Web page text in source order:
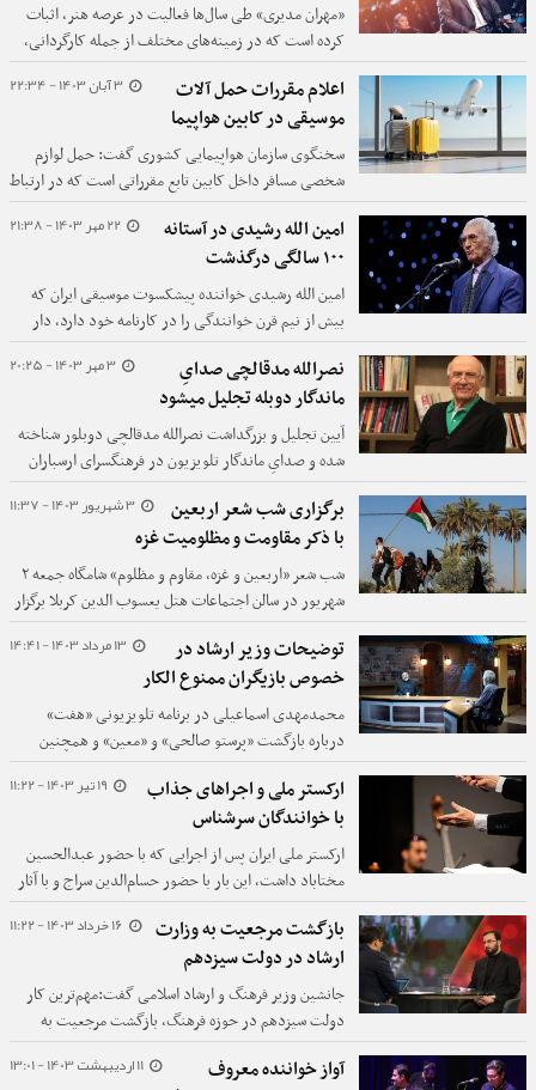
«مهران مدیری» طی سال‌ها فعالیت در عرصه هنر، اثبات
کرده است که در زمینه‌های مختلف از جمله کارگردانی،
بازیگری، مجری‌گری استعداد دارد. این هنرمند حتی در
بین رشته‌های ورزشی، بازیکن بیلیارد خوبی است، اما در
هر رشته‌ای که خوب باشد، به نظر می‌رسد در خوانندگی
چندان خوب نیست!
3 آبان 1403 - 22:34
اعلام مقررات حمل آلات
موسیقی در کابین هواپیما
سخنگوی سازمان هواپیمایی کشوری گفت: حمل لوازم
شخصی مسافر داخل کابین تابع مقرراتی است که در ارتباط
با ایمنی مسافر است و این مقررات شامل آلات موسیقی نیز
می‌شود.
22 مهر 1403 - 21:38
امین الله رشیدی در آستانه
۱۰۰ سالگی درگذشت
امین الله رشیدی خواننده پیشکسوت موسیقی ایران که
بیش از نیم قرن خوانندگی را در کارنامه خود دارد، دار
فانی را وداع گفت.
3 مهر 1403 - 20:25
نصرالله مدقالچی صدایِ
ماندگار دوبله تجلیل میشود
آیین تجلیل و بزرگداشت نصرالله مدقالچی دوبلور شناخته
شده و صدایِ ماندگار تلویزیون در فرهنگسرای ارسباران
برگزار می‌شود.
3 شهریور 1403 - 11:37
برگزاری شب شعر اربعین
با ذکر مقاومت و مظلومیت غزه
شب شعر «اربعین و غزه، مقاوم و مظلوم» شامگاه جمعه ۲
شهریور در سالن اجتماعات هتل یعسوب الدین کربلا برگزار
شد.
13 مرداد 1403 - 14:41
توضیحات وزیر ارشاد در
خصوص بازیگران ممنوع الکار
محمدمهدی اسماعیلی در برنامه تلویزیونی «هفت»
درباره بازگشت «پرستو صالحی» و «معین» و همچنین
بازیگران ممنوع‌الکار توضیحاتی داد.
19 تیر 1403 - 11:22
ارکستر ملی و اجراهای جذاب
با خوانندگان سرشناس
ارکستر ملی ایران پس از اجرایی که با حضور عبدالحسین
مختاباد داشت، این بار با حضور حسام‌الدین سراج و با آثار
ماندگار این خواننده روی صحنه رفت.
16 خرداد 1403 - 11:22
بازگشت مرجعیت به وزارت
ارشاد در دولت سیزدهم
جانشین وزیر فرهنگ و ارشاد اسلامی گفت:مهم‌ترین کار
دولت سیزدهم در حوزه فرهنگ، بازگشت مرجعیت به
حوزه‌های فرهنگی به ویژه وزارت فرهنگ بود.
11 اردیبهشت 1403 - 13:01
آواز خواننده معروف